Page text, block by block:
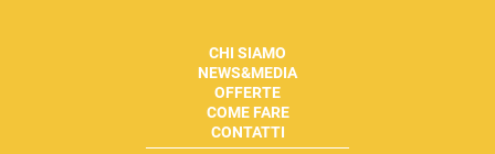
CHI SIAMO
NEWS&MEDIA
OFFERTE
COME FARE
CONTATTI